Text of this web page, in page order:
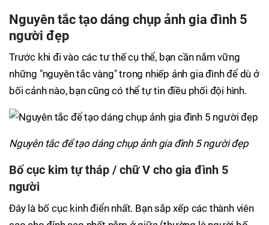
Nguyên tắc tạo dáng chụp ảnh gia đình 5
người đẹp
Trước khi đi vào các tư thế cụ thể, bạn cần nắm vững
những "nguyên tắc vàng" trong nhiếp ảnh gia đình để dù ở
bối cảnh nào, bạn cũng có thể tự tin điều phối đội hình.
Nguyên tắc để tạo dáng chụp ảnh gia đình 5 người đẹp
Bố cục kim tự tháp / chữ V cho gia đình 5
người
Đây là bố cục kinh điển nhất. Bạn sắp xếp các thành viên